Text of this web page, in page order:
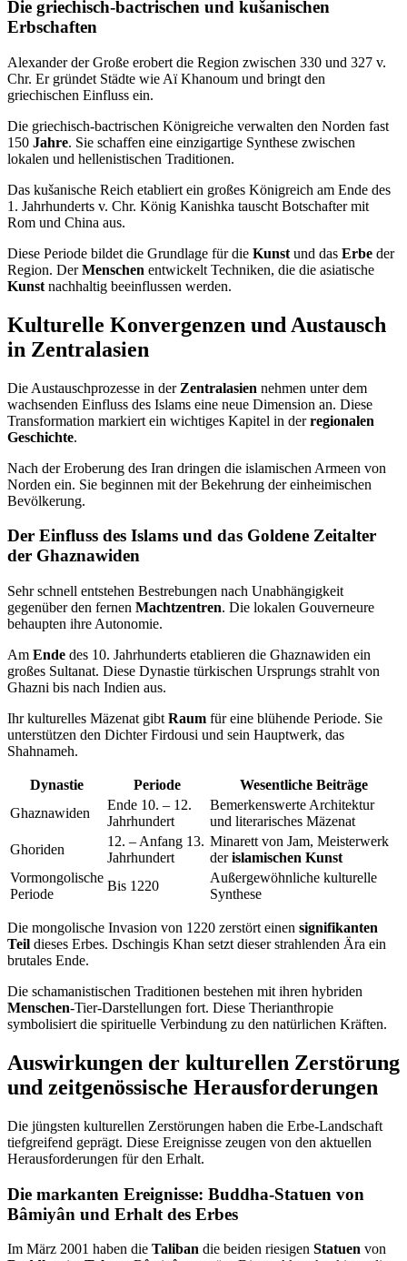
Die griechisch-bactrischen und kušanischen
Erbschaften
Alexander der Große erobert die Region zwischen 330 und 327 v.
Chr. Er gründet Städte wie Aï Khanoum und bringt den
griechischen Einfluss ein.
Die griechisch-bactrischen Königreiche verwalten den Norden fast
150 Jahre. Sie schaffen eine einzigartige Synthese zwischen
lokalen und hellenistischen Traditionen.
Das kušanische Reich etabliert ein großes Königreich am Ende des
1. Jahrhunderts v. Chr. König Kanishka tauscht Botschafter mit
Rom und China aus.
Diese Periode bildet die Grundlage für die Kunst und das Erbe der
Region. DerMenschen entwickelt Techniken, die die asiatische
Kunst nachhaltig beeinflussen werden.
Kulturelle Konvergenzen und Austausch
in Zentralasien
Die Austauschprozesse in der Zentralasien nehmen unter dem
wachsenden Einfluss des Islams eine neue Dimension an. Diese
Transformation markiert ein wichtiges Kapitel in derregionalen
Geschichte.
Nach der Eroberung des Iran dringen die islamischen Armeen von
Norden ein. Sie beginnen mit der Bekehrung der einheimischen
Bevölkerung.
Der Einfluss des Islams und das Goldene Zeitalter
der Ghaznawiden
Sehr schnell entstehen Bestrebungen nach Unabhängigkeit
gegenüber den fernen Machtzentren. Die lokalen Gouverneure
behaupten ihre Autonomie.
Am Ende des 10. Jahrhunderts etablieren die Ghaznawiden ein
großes Sultanat. Diese Dynastie türkischen Ursprungs strahlt von
Ghazni bis nach Indien aus.
Ihr kulturelles Mäzenat gibt Raum für eine blühende Periode. Sie
unterstützen den Dichter Firdousi und sein Hauptwerk, das
Shahnameh.
Dynastie Periode
Wesentliche Beiträge
Ghaznawiden
Ende 10. – 12.
Jahrhundert
Bemerkenswerte Architektur
und literarisches Mäzenat
Ghoriden
12. – Anfang 13.
Jahrhundert
Minarett von Jam, Meisterwerk
derislamischen Kunst
Vormongolische
Periode
Bis 1220
Außergewöhnliche kulturelle
Synthese
Die mongolische Invasion von 1220 zerstört einen signifikanten
Teil dieses Erbes. Dschingis Khan setzt dieser strahlenden Ära ein
brutales Ende.
Die schamanistischen Traditionen bestehen mit ihren hybriden
Menschen-Tier-Darstellungen fort. Diese Therianthropie
symbolisiert die spirituelle Verbindung zu den natürlichen Kräften.
Auswirkungen der kulturellen Zerstörung
und zeitgenössische Herausforderungen
Die jüngsten kulturellen Zerstörungen haben die Erbe-Landschaft
tiefgreifend geprägt. Diese Ereignisse zeugen von den aktuellen
Herausforderungen für den Erhalt.
Die markanten Ereignisse: Buddha-Statuen von
Bâmiyân und Erhalt des Erbes
Im März 2001 haben die Taliban die beiden riesigen Statuen von